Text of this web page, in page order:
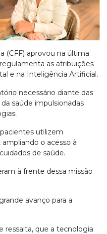
(CFF) aprovou na última
as atribuições
e na Inteligência Artificial.
necessário diante das
saúde impulsionadas
utilizem
o acesso à
de saúde.
à frente dessa missão
avanço para a
ressalta, que a tecnologia